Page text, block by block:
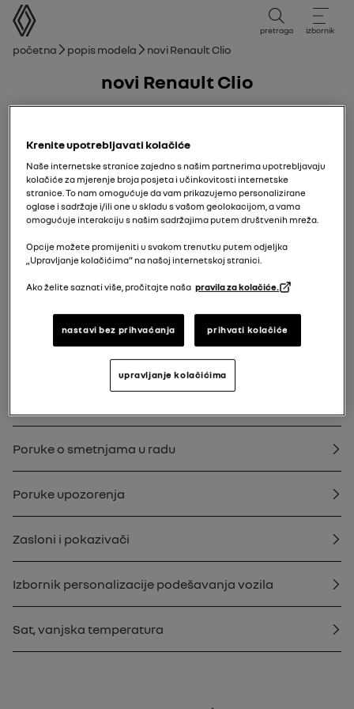
korisnički priručnik
pretraga izbornik
mrvice
Početna Popis modela novi Renault Clio
novi Renault Clio
Istraži Ručnik Upozorenja vodič u PDF-u pretraži
novi Renault Clio
Upoznajte svoje vozilo
putno računalo
Dodaj u favorite
Dijeli
Opće informacije
Postavke putovanja
Poruke o smetnjama u radu
Poruke upozorenja
Zasloni i pokazivači
Izbornik personalizacije podešavanja vozila
Sat, vanjska temperatura
Krenite upotrebljavati kolačiće
Naše internetske stranice zajedno s našim partnerima upotrebljavaju
kolačiće za mjerenje broja posjeta i učinkovitosti internetske
stranice. To nam omogućuje da vam prikazujemo personalizirane
oglase i sadržaje i/ili one u skladu s vašom geolokacijom, a vama
omogućuje interakciju s našim sadržajima putem društvenih mreža.
Opcije možete promijeniti u svakom trenutku putem odjeljka
„Upravljanje kolačićima” na našoj internetskoj stranici.
Ako želite saznati više, pročitajte naša pravila za kolačiće.
nastavi bez prihvaćanja prihvati kolačiće
upravljanje kolačićima